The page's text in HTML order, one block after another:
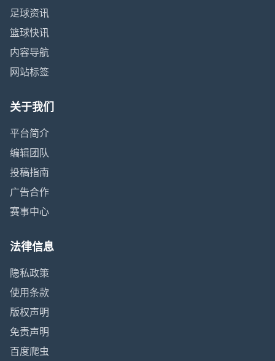
足球资讯
篮球快讯
内容导航
网站标签
关于我们
平台简介
编辑团队
投稿指南
广告合作
赛事中心
法律信息
隐私政策
使用条款
版权声明
免责声明
百度爬虫